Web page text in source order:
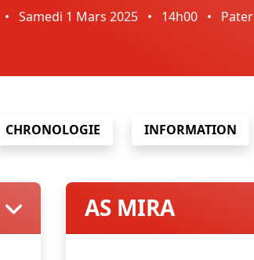
• Samedi 1 Mars 2025 • 14h00 • Pater
CHRONOLOGIE INFORMATION
AS MIRA